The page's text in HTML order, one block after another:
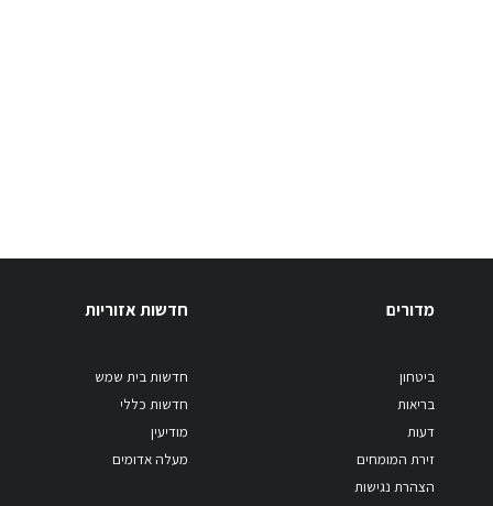
מדורים
ביטחון
בריאות
דעות
זירת המומחים
הצהרת נגישות
חדשות אזוריות
חדשות בית שמש
חדשות כללי
מודיעין
מעלה אדומים